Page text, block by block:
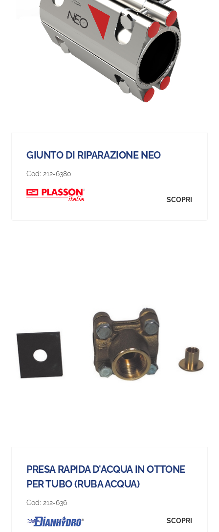
GIUNTO DI RIPARAZIONE NEO
Cod: 212-6380
SCOPRI
PRESA RAPIDA D'ACQUA IN OTTONE
PER TUBO (RUBA ACQUA)
Cod: 212-636
SCOPRI